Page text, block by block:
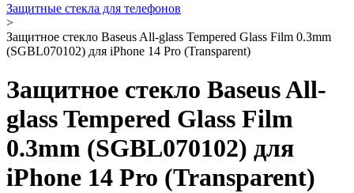
Защитные стекла для телефонов
>
Защитное стекло Baseus All-glass Tempered Glass Film 0.3mm
(SGBL070102) для iPhone 14 Pro (Transparent)
Защитное стекло Baseus All-
glass Tempered Glass Film
0.3mm (SGBL070102) для
iPhone 14 Pro (Transparent)